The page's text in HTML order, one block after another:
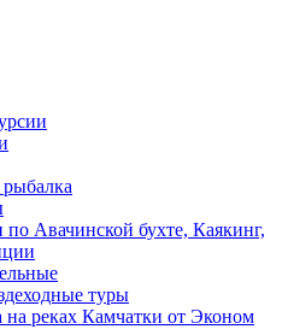
Авачинской бухте, Каякинг,
туры
реках Камчатки от Эконом